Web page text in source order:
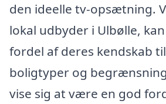
den ideelle tv-opsætning.
lokal udbyder i Ulbølle,
fordel af deres kendskab
boligtyper og
vise sig at være en god